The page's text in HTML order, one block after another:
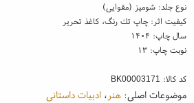
نوع جلد: شومیز (مقوایی)
کیفیت اثر: چاپ تك رنگ، کاغذ تحریر
سال چاپ: ۱۴۰۴
نوبت چاپ: ۱۳
کد کالا: BK00003171
موضوعات اصلی:هنر ،ادبیات داستانی